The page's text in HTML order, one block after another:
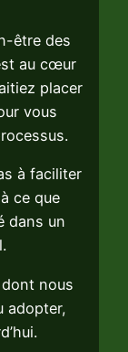
être des
au cœur
placer
vous
à faciliter
ce que
dans un
nous
adopter,